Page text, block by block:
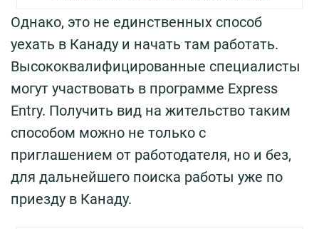
Однако, это не единственных способ
уехать в Канаду и начать там работать.
Высококвалифицированные специалисты
могут участвовать в программе Express
Entry. Получить вид на жительство таким
способом можно не только с
приглашением от работодателя, но и без,
для дальнейшего поиска работы уже по
приезду в Канаду.